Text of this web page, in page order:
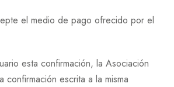
el medio de pago ofrecido por el
esta confirmación, la Asociación
confirmación escrita a la misma